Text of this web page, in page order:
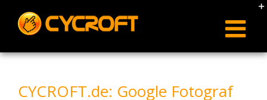
content
CYCROFT.de: Google Fotograf